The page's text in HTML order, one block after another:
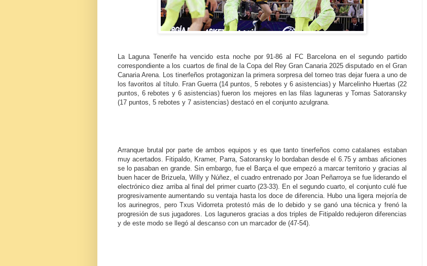
La Laguna Tenerife ha vencido esta noche por 91-86 al FC Barcelona en el segundo partido
correspondiente a los cuartos de final de la Copa del Rey Gran Canaria 2025 disputado en el Gran
Canaria Arena. Los tinerfeños protagonizan la primera sorpresa del torneo tras dejar fuera a uno de
los favoritos al título. Fran Guerra (14 puntos, 5 rebotes y 6 asistencias) y Marcelinho Huertas (22
puntos, 6 rebotes y 6 asistencias) fueron los mejores en las filas laguneras y Tomas Satoransky
(17 puntos, 5 rebotes y 7 asistencias) destacó en el conjunto azulgrana.
Arranque brutal por parte de ambos equipos y es que tanto tinerfeños como catalanes estaban
muy acertados. Fitipaldo, Kramer, Parra, Satoransky lo bordaban desde el 6.75 y ambas aficiones
se lo pasaban en grande. Sin embargo, fue el Barça el que empezó a marcar territorio y gracias al
buen hacer de Brizuela, Willy y Núñez, el cuadro entrenado por Joan Peñarroya se fue liderando el
electrónico diez arriba al final del primer cuarto (23-33). En el segundo cuarto, el conjunto culé fue
progresivamente aumentando su ventaja hasta los doce de diferencia. Hubo una ligera mejoría de
los aurinegros, pero Txus Vidorreta protestó más de lo debido y se ganó una técnica y frenó la
progresión de sus jugadores. Los laguneros gracias a dos triples de Fitipaldo redujeron diferencias
y de este modo se llegó al descanso con un marcador de (47-54).